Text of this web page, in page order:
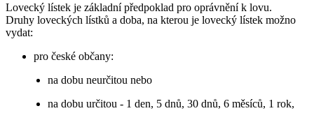
Lovecký lístek je základní předpoklad pro oprávnění k lovu.
Druhy loveckých lístků a doba, na kterou je lovecký lístek možno
vydat:
pro české občany:
na dobu neurčitou nebo
na dobu určitou - 1 den, 5 dnů, 30 dnů, 6 měsíců, 1 rok,